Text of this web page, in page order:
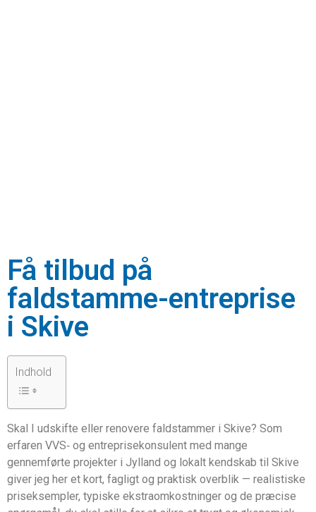
Få tilbud på
faldstamme-entreprise
i Skive
Indhold
Skal I udskifte eller renovere faldstammer i Skive? Som
erfaren VVS‑ og entreprisekonsulent med mange
gennemførte projekter i Jylland og lokalt kendskab til Skive
giver jeg her et kort, fagligt og praktisk overblik — realistiske
priseksempler, typiske ekstraomkostninger og de præcise